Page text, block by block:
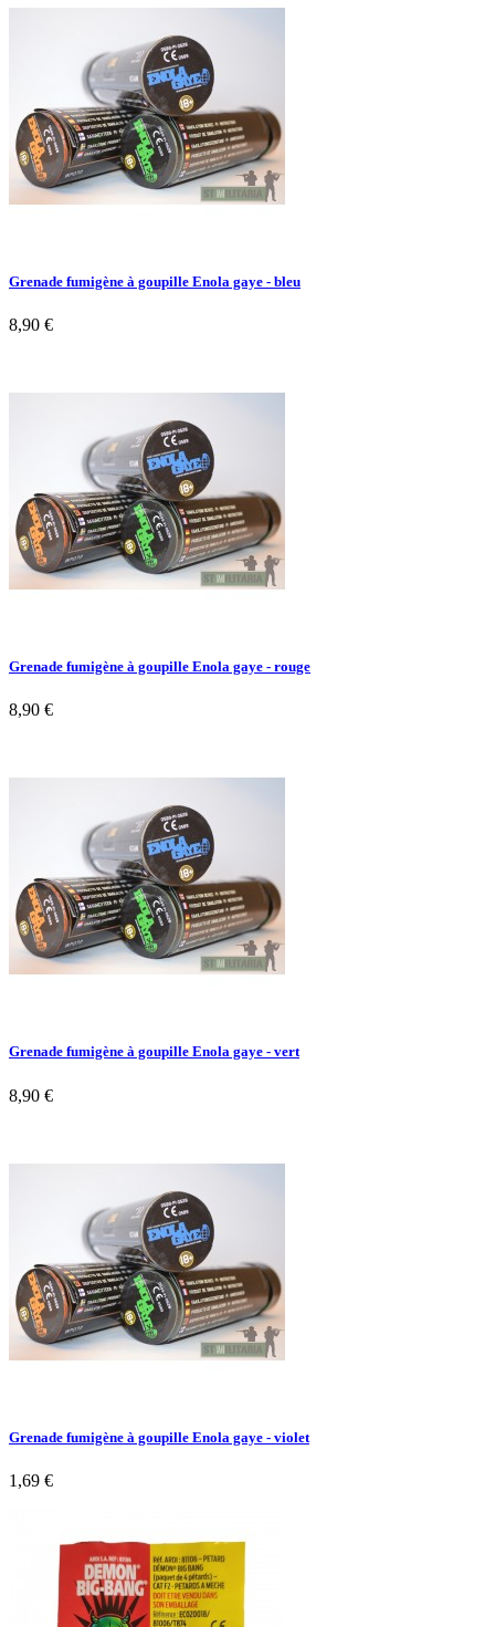
Grenade fumigène à goupille Enola gaye - bleu
8,90 €
Grenade fumigène à goupille Enola gaye - rouge
8,90 €
Grenade fumigène à goupille Enola gaye - vert
8,90 €
Grenade fumigène à goupille Enola gaye - violet
1,69 €